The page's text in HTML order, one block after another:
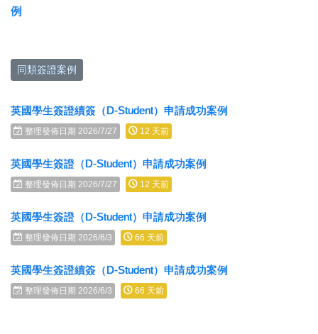
例
同類簽證案例
英國學生簽證續簽（D-Student）申請成功案例
整理發佈日期 2026/7/27 12 天前
英國學生簽證（D-Student）申請成功案例
整理發佈日期 2026/7/27 12 天前
英國學生簽證（D-Student）申請成功案例
整理發佈日期 2026/6/3 66 天前
英國學生簽證續簽（D-Student）申請成功案例
整理發佈日期 2026/6/3 66 天前